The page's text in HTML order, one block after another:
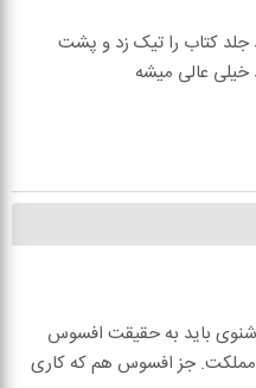
جلد کتاب را تیک زد و پشت
باید به حقیقت افسوس
مملکت. جز افسوس هم که کاری